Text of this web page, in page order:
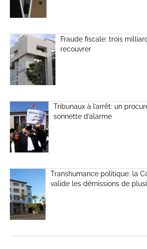
Fraude fiscale: trois
recouvrer
Tribunaux à l’arrêt: un
sonnette d’alarme
Transhumance politique: la
valide les démissions de